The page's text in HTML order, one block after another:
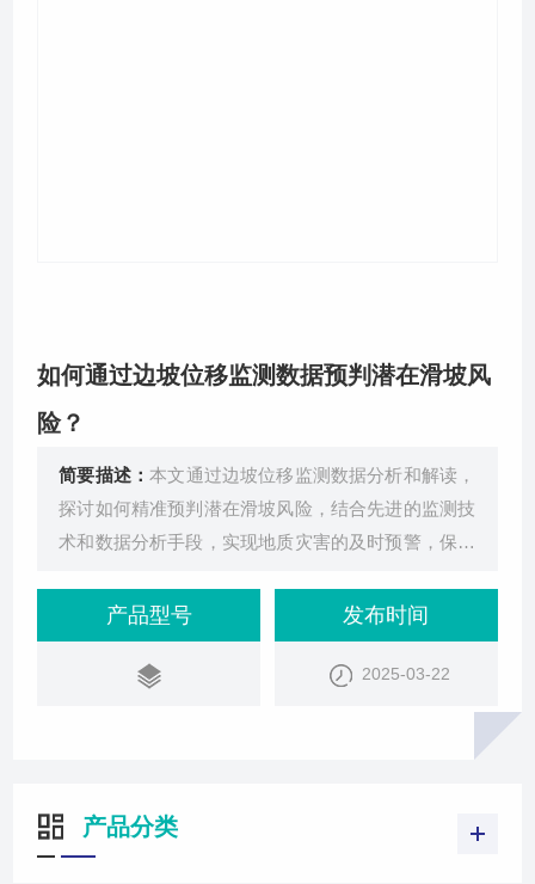
如何通过边坡位移监测数据预判潜在滑坡风
险？
简要描述：本文通过边坡位移监测数据分析和解读，
探讨如何精准预判潜在滑坡风险，结合先进的监测技
术和数据分析手段，实现地质灾害的及时预警，保障
产品型号 发布时间
2025-03-22
产品分类